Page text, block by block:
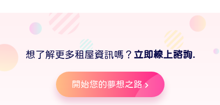
想了解更多租屋資訊嗎？ 立即線上諮詢.
開始您的夢想之路